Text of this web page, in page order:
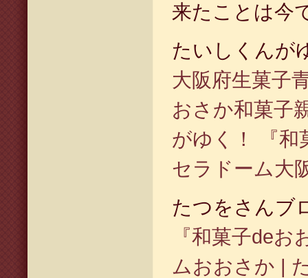
来たことは今
たいしくんが
大阪府生菓子
おさか和菓子
がゆく！ 『和
セラドーム大
たつをさんブ
『和菓子de
ムおおさか |